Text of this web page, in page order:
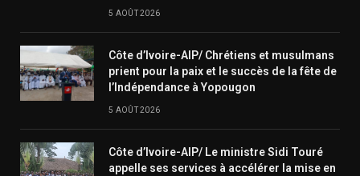
5 AOÛT 2026
Côte d’Ivoire-AIP/ Chrétiens et musulmans
prient pour la paix et le succès de la fête de
l’Indépendance à Yopougon
5 AOÛT 2026
Côte d’Ivoire-AIP/ Le ministre Sidi Touré
appelle ses services à accélérer la mise en